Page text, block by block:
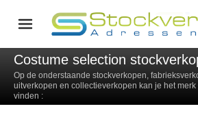
Costume selection
Op de onderstaande stockverkopen,
uitverkopen en collectieverkopen kan je het merk
vinden :